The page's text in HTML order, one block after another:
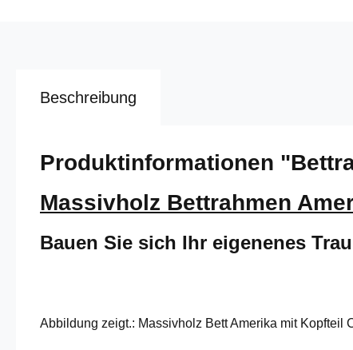
Beschreibung
Produktinformationen
Massivholz Bettrahmen
Bauen Sie sich Ihr eigenenes
Abbildung zeigt.: Massivholz Bett Amerika mit Kopfteil